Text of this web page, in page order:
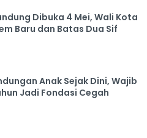
Dibuka 4 Mei, Wali Kota
Baru dan Batas Dua Sif
Anak Sejak Dini, Wajib
Jadi Fondasi Cegah